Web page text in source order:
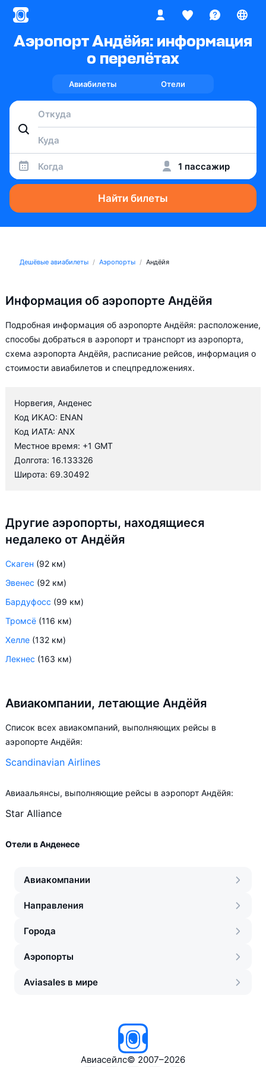
Аэропорт Андёйя: информация
о перелётах
Авиабилеты Отели
Когда 1 пассажир
Найти билеты
Дешёвые авиабилеты Аэропорты Андёйя
Информация об аэропорте Андёйя
Подробная информация об аэропорте Андёйя: расположение,
способы добраться в аэропорт и транспорт из аэропорта,
схема аэропорта Андёйя, расписание рейсов, информация о
стоимости авиабилетов и спецпредложениях.
Норвегия, Анденес
Код ИКАО: ENAN
Код ИАТА: ANX
Местное время: +1 GMT
Долгота: 16.133326
Широта: 69.30492
Другие аэропорты, находящиеся
недалеко от Андёйя
Скаген (92 км)
Эвенес (92 км)
Бардуфосс (99 км)
Тромсё (116 км)
Хелле (132 км)
Лекнес (163 км)
Авиакомпании, летающие Андёйя
Список всех авиакомпаний, выполняющих рейсы в
аэропорте Андёйя:
Scandinavian Airlines
Авиаальянсы, выполняющие рейсы в аэропорт Андёйя:
Star Alliance
Отели в Анденесе
Авиакомпании
Направления
Города
Аэропорты
Aviasales в мире
Авиасейлс© 2007–2026